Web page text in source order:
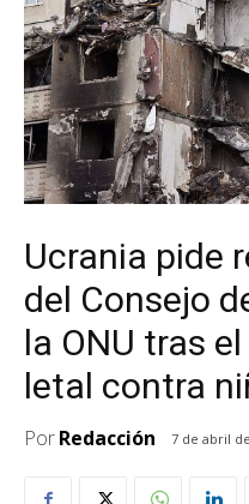
Ucrania pide
del Consejo
la ONU tras
letal contra
PorRedacción 7 de abril